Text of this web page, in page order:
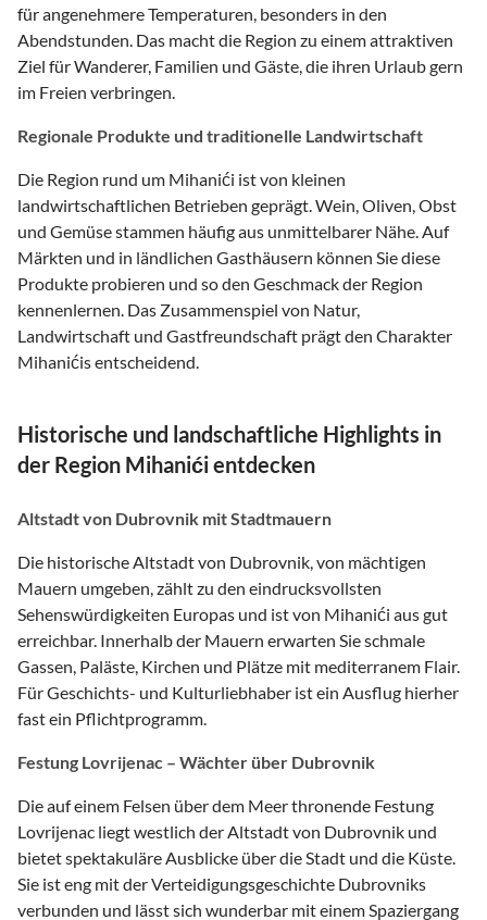
für angenehmere Temperaturen, besonders in den
Abendstunden. Das macht die Region zu einem attraktiven
Ziel für Wanderer, Familien und Gäste, die ihren Urlaub gern
im Freien verbringen.
Regionale Produkte und traditionelle Landwirtschaft
Die Region rund um Mihanići ist von kleinen
landwirtschaftlichen Betrieben geprägt. Wein, Oliven, Obst
und Gemüse stammen häufig aus unmittelbarer Nähe. Auf
Märkten und in ländlichen Gasthäusern können Sie diese
Produkte probieren und so den Geschmack der Region
kennenlernen. Das Zusammenspiel von Natur,
Landwirtschaft und Gastfreundschaft prägt den Charakter
Mihanićis entscheidend.
Historische und landschaftliche Highlights in
der Region Mihanići entdecken
Altstadt von Dubrovnik mit Stadtmauern
Die historische Altstadt von Dubrovnik, von mächtigen
Mauern umgeben, zählt zu den eindrucksvollsten
Sehenswürdigkeiten Europas und ist von Mihanići aus gut
erreichbar. Innerhalb der Mauern erwarten Sie schmale
Gassen, Paläste, Kirchen und Plätze mit mediterranem Flair.
Für Geschichts- und Kulturliebhaber ist ein Ausflug hierher
fast ein Pflichtprogramm.
Festung Lovrijenac – Wächter über Dubrovnik
Die auf einem Felsen über dem Meer thronende Festung
Lovrijenac liegt westlich der Altstadt von Dubrovnik und
bietet spektakuläre Ausblicke über die Stadt und die Küste.
Sie ist eng mit der Verteidigungsgeschichte Dubrovniks
verbunden und lässt sich wunderbar mit einem Spaziergang